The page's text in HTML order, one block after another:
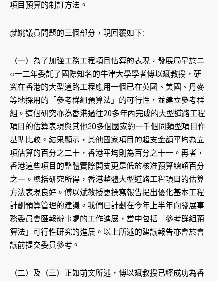
項目預算的制訂方法。
就姚議員問題的三個部分，現回覆如下:
（一）為了加強工務工程項目估算的表現，發展局早於二
○一二年委託了國際知名的牛津大學學者傅以斌教授，研
究在香港的大型道路工程應用一個已在英國、美國、丹麥
等地採用的「參考群組預算法」的可行性，並建立參考群
組。這個研究亦為香港過往20多年內完成的大型道路工程
項目的估算表現與其他30多個國家約一千個同類型項目作
基準比較。結果顯示，其他國家項目的超支金額平均為立
項估算的百分之二十，香港平均則為百分之十一。再者，
香港這些項目的整體實際開支更是低於核准預算總額百分
之一。總括研究所得，香港整體大型道路工程項目的估算
方法表現良好。傅以斌教授更撰寫報告提出優化基本工程
計劃預算管理的建議。我們已計劃在今年上半年向發展事
務委員會匯報辦事處的工作進展，當中包括「參考群組預
算法」可行性研究的進展。以上所述的建議報告亦會於會
議前提交委員參考。
（二）及（三）正如前文所述，傅以斌教授已經成功為香